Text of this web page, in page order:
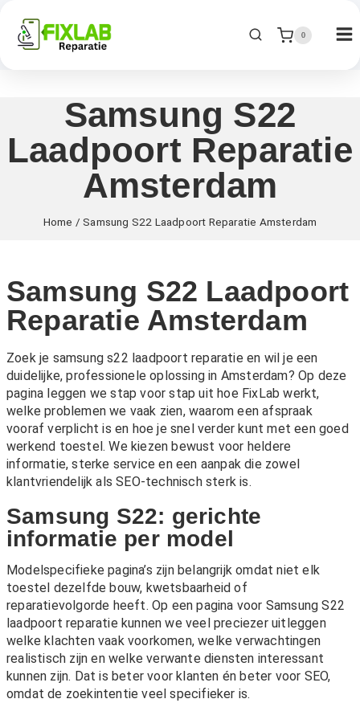
0
Samsung S22
Laadpoort Reparatie
Amsterdam
Home / Samsung S22 Laadpoort Reparatie Amsterdam
Samsung S22 Laadpoort
Reparatie Amsterdam
Zoek je samsung s22 laadpoort reparatie en wil je een
duidelijke, professionele oplossing in Amsterdam? Op deze
pagina leggen we stap voor stap uit hoe FixLab werkt,
welke problemen we vaak zien, waarom een afspraak
vooraf verplicht is en hoe je snel verder kunt met een goed
werkend toestel. We kiezen bewust voor heldere
informatie, sterke service en een aanpak die zowel
klantvriendelijk als SEO-technisch sterk is.
Samsung S22: gerichte
informatie per model
Modelspecifieke pagina’s zijn belangrijk omdat niet elk
toestel dezelfde bouw, kwetsbaarheid of
reparatievolgorde heeft. Op een pagina voor Samsung S22
laadpoort reparatie kunnen we veel preciezer uitleggen
welke klachten vaak voorkomen, welke verwachtingen
realistisch zijn en welke verwante diensten interessant
kunnen zijn. Dat is beter voor klanten én beter voor SEO,
omdat de zoekintentie veel specifieker is.